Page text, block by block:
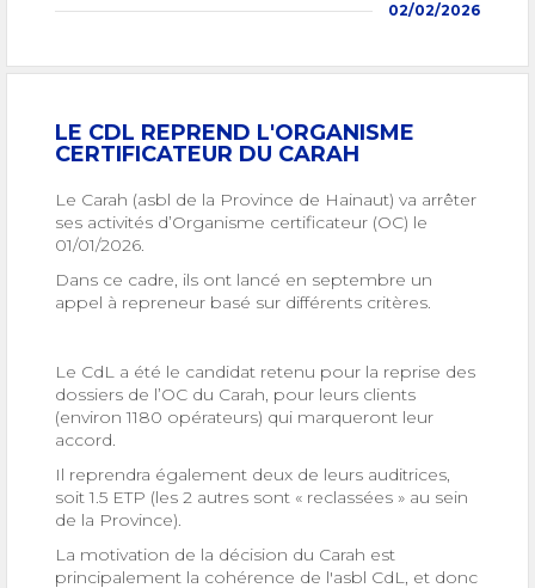
02/02/2026
LE CDL REPREND L'ORGANISME
CERTIFICATEUR DU CARAH
Le Carah (asbl de la Province de Hainaut) va arrêter
ses activités d’Organisme certificateur (OC) le
01/01/2026.
Dans ce cadre, ils ont lancé en septembre un
appel à repreneur basé sur différents critères.
Le CdL a été le candidat retenu pour la reprise des
dossiers de l’OC du Carah, pour leurs clients
(environ 1180 opérateurs) qui marqueront leur
accord.
Il reprendra également deux de leurs auditrices,
soit 1.5 ETP (les 2 autres sont « reclassées » au sein
de la Province).
La motivation de la décision du Carah est
principalement la cohérence de l'asbl CdL, et donc